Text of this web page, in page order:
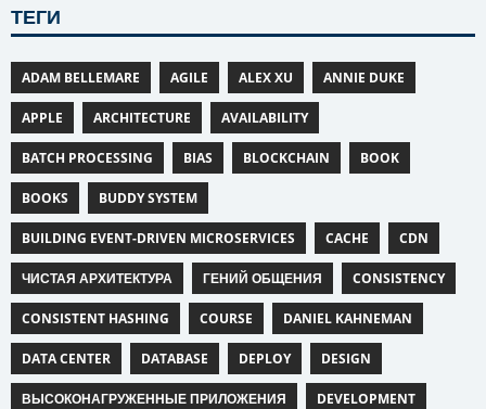
ТЕГИ
ADAM BELLEMARE AGILE ALEX XU ANNIE DUKE
APPLE ARCHITECTURE AVAILABILITY
BATCH PROCESSING BIAS BLOCKCHAIN BOOK
BOOKS BUDDY SYSTEM
BUILDING EVENT-DRIVEN MICROSERVICES CACHE CDN
ЧИСТАЯ АРХИТЕКТУРА ГЕНИЙ ОБЩЕНИЯ CONSISTENCY
CONSISTENT HASHING COURSE DANIEL KAHNEMAN
DATA CENTER DATABASE DEPLOY DESIGN
ВЫСОКОНАГРУЖЕННЫЕ ПРИЛОЖЕНИЯ DEVELOPMENT